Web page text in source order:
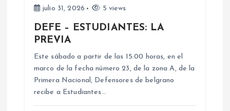
julio 31, 2026 5 views
DEFE – ESTUDIANTES: LA
PREVIA
Este sábado a partir de las 15:00 horas, en el
marco de la fecha número 23, de la zona A, de la
Primera Nacional, Defensores de belgrano
recibe a Estudiantes…